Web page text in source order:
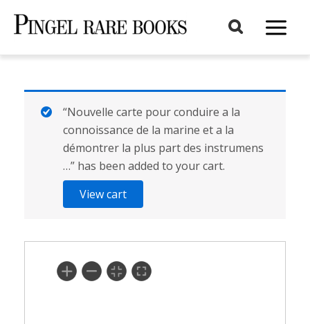
Main
View cart
“Nouvelle carte pour conduire a la
connoissance de la marine et a la
démontrer la plus part des instrumens
…” has been added to your cart.